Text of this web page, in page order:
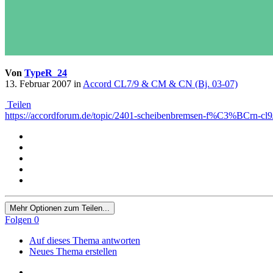
Von TypeR_24
13. Februar 2007 in Accord CL7/9 & CM & CN (Bj. 03-07)
Teilen
https://accordforum.de/topic/2401-scheibenbremsen-f%C3%BCrn-
Mehr Optionen zum Teilen...
Folgen 0
Auf dieses Thema antworten
Neues Thema erstellen